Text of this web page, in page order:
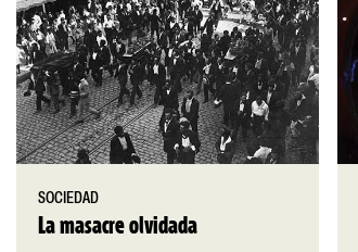
SOCIEDAD
La masacre olvidada